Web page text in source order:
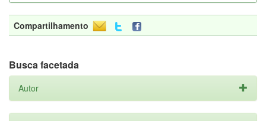
Compartilhamento
Busca facetada
Autor